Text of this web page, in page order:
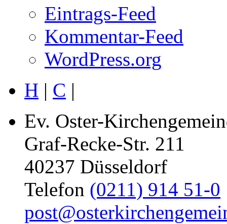
Eintrags-Feed
Kommentar-Feed
WordPress.org
H | C |
Ev. Oster-
Graf-Recke-Str. 211
40237 Düsseldorf
Telefon (0211) 914 51-0